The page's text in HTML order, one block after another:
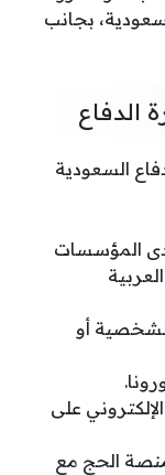
بجانب
الدفاع
السعودية
المؤسسات
أو
على
منصة الحج مع